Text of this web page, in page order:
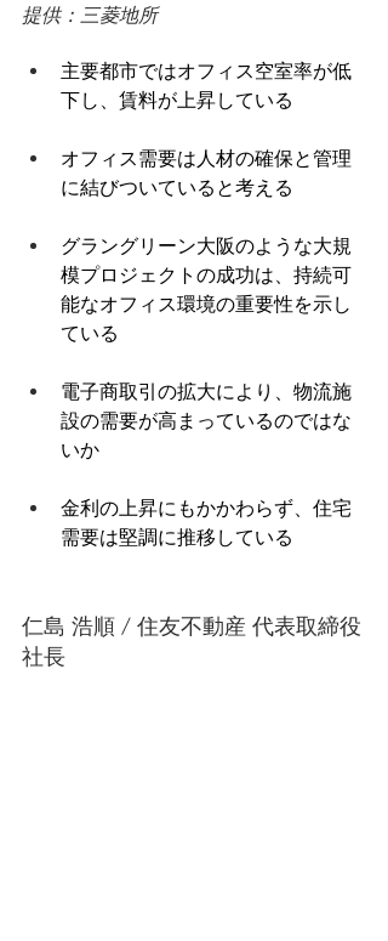
提供：三菱地所
主要都市ではオフィス空室率が低
下し、賃料が上昇している
オフィス需要は人材の確保と管理
に結びついていると考える
グラングリーン大阪のような大規
模プロジェクトの成功は、持続可
能なオフィス環境の重要性を示し
ている
電子商取引の拡大により、物流施
設の需要が高まっているのではな
いか
金利の上昇にもかかわらず、住宅
需要は堅調に推移している
仁島 浩順 / 住友不動産 代表取締役
社長